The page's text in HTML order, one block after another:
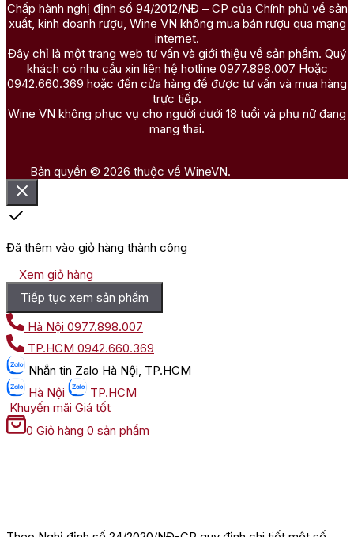
Chấp hành nghị định số 94/2012/NĐ – CP của Chính phủ về sản
xuất, kinh doanh rượu, Wine VN không mua bán rượu qua mạng
internet.
Đây chỉ là một trang web tư vấn và giới thiệu về sản phẩm. Quý
khách có nhu cầu xin liên hệ hotline 0977.898.007 Hoặc
0942.660.369 hoặc đến cửa hàng để được tư vấn và mua hàng
trực tiếp.
Wine VN không phục vụ cho người dưới 18 tuổi và phụ nữ đang
mang thai.
Bản quyền © 2026 thuộc về WineVN.
Đã thêm vào giỏ hàng thành công
Xem giỏ hàng
Tiếp tục xem sản phẩm
Hà Nội 0977.898.007
TP.HCM 0942.660.369
Nhắn tin Zalo Hà Nội, TP.HCM
Hà Nội
TP.HCM
Khuyến mãi Giá tốt
0 Giỏ hàng 0 sản phẩm